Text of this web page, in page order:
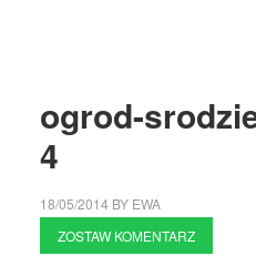
ogrod-
4
18/05/2014 BY EWA
ZOSTAW KOMENTARZ